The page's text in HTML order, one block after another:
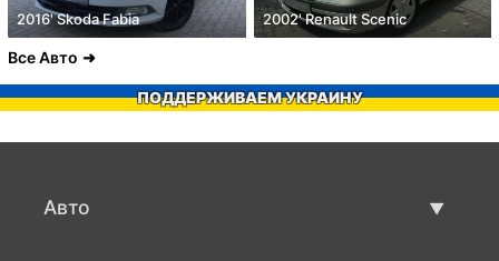
2016' Skoda Fabia 2002' Renault Scenic
Все Авто
ПОДДЕРЖИВАЕМ УКРАИНУ
Авто